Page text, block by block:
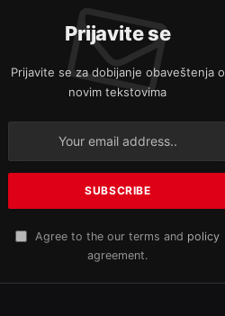
Prijavite se
Prijavite se za dobijanje obaveštenja o
novim tekstovima
Agree to the our terms and policy
agreement.